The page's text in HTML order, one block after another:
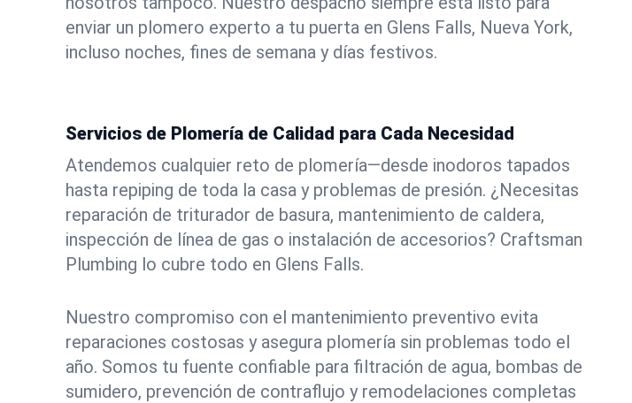
enviar un plomero experto a tu puerta en Glens Falls, Nueva York,
incluso noches, fines de semana y días festivos.
Servicios de Plomería de Calidad para Cada Necesidad
Atendemos cualquier reto de plomería—desde inodoros tapados
hasta repiping de toda la casa y problemas de presión. ¿Necesitas
reparación de triturador de basura, mantenimiento de caldera,
inspección de línea de gas o instalación de accesorios? Craftsman
Plumbing lo cubre todo en Glens Falls.
Nuestro compromiso con el mantenimiento preventivo evita
reparaciones costosas y asegura plomería sin problemas todo el
año. Somos tu fuente confiable para filtración de agua, bombas de
sumidero, prevención de contraflujo y remodelaciones completas